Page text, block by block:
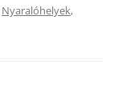
Nyaralóhelyek,